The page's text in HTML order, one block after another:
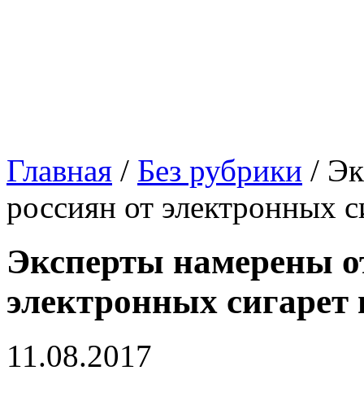
Главная / Без рубрики /
россиян от электронных
Эксперты намерены
электронных сигарет
11.08.2017